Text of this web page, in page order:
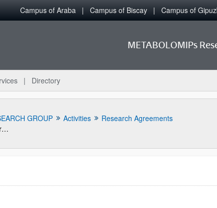
Campus of Araba Campus of Biscay Campus of
METABOLOMIPs
Directory
GROUP Activities
Research Agreements
contrato Determinación de parámetros para establecer una categorización de las uvas basándose en la calidad. Valoración de los analizadores de vinos mediante biosensores.